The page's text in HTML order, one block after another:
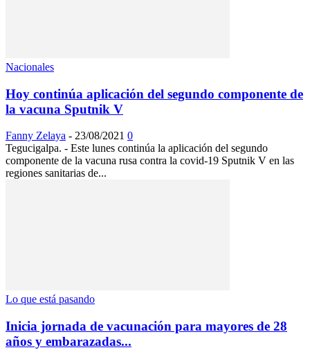
Nacionales
Hoy continúa aplicación del segundo componente de
la vacuna Sputnik V
Fanny Zelaya - 23/08/2021 0
Tegucigalpa. - Este lunes continúa la aplicación del segundo
componente de la vacuna rusa contra la covid-19 Sputnik V en las
regiones sanitarias de...
Lo que está pasando
Inicia jornada de vacunación para mayores de 28
años y embarazadas...